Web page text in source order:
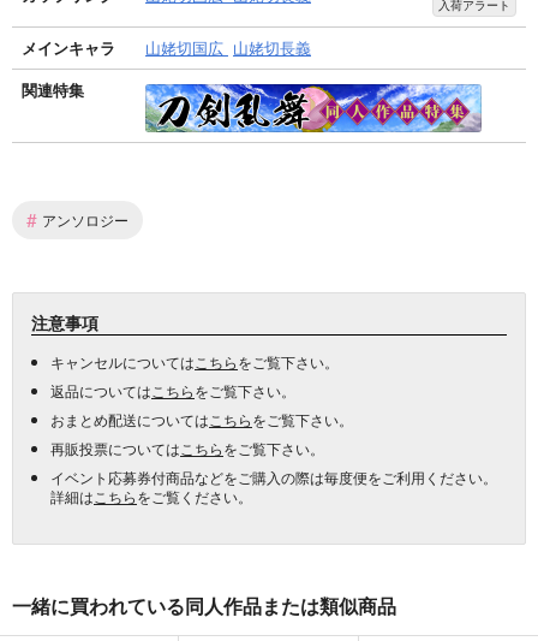
入荷アラート
メインキャラ 山姥切国広 山姥切長義
関連特集
# アンソロジー
注意事項
キャンセルについては こちらをご覧下さい。
返品については こちらをご覧下さい。
おまとめ配送については こちらをご覧下さい。
再販投票については こちらをご覧下さい。
イベント応募券付商品などをご購入の際は毎度便をご利用ください。
詳細は こちらをご覧ください。
一緒に買われている同人作品または類似商品